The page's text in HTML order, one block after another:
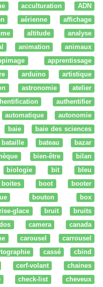
acculturation
ADN
aérienne
affichage
altitude
analyse
animation
animaux
apprentissage
arduino
artistique
astronomie
atelier
authentifier
automatique
autonomie
baie
baie des sciences
bataille bateau
bazar
bien-être
bilan
biologie bit
bleu
boites boot
booter
bouton
box
glace bruit
bruits
camera
canada
carousel
carrousel
cassé
cbind
cerf-volant
chaines
check-list
cheveux